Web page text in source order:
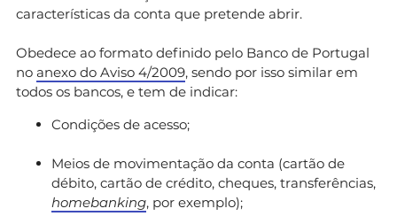
características da conta que pretende abrir.
Obedece ao formato definido pelo Banco de Portugal
no anexo do Aviso 4/2009, sendo por isso similar em
todos os bancos, e tem de indicar:
Condições de acesso;
Meios de movimentação da conta (cartão de
débito, cartão de crédito, cheques, transferências,
homebanking, por exemplo);